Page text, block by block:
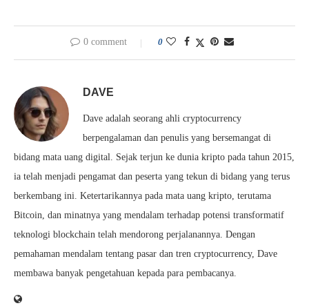
0 comment 0
DAVE
Dave adalah seorang ahli cryptocurrency
berpengalaman dan penulis yang bersemangat di
bidang mata uang digital. Sejak terjun ke dunia kripto pada tahun 2015,
ia telah menjadi pengamat dan peserta yang tekun di bidang yang terus
berkembang ini. Ketertarikannya pada mata uang kripto, terutama
Bitcoin, dan minatnya yang mendalam terhadap potensi transformatif
teknologi blockchain telah mendorong perjalanannya. Dengan
pemahaman mendalam tentang pasar dan tren cryptocurrency, Dave
membawa banyak pengetahuan kepada para pembacanya.